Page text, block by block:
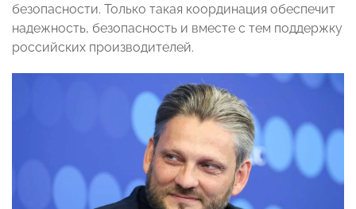
безопасности. Только такая координация обеспечит
надежность, безопасность и вместе с тем поддержку
российских производителей.